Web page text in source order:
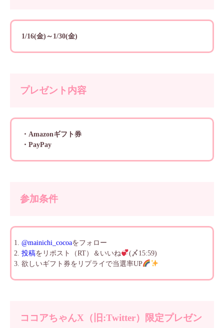
1/16(金)～1/30(金)
プレゼント内容
・Amazonギフト券
・PayPay
参加条件
@mainichi_cocoaをフォロー
投稿をリポスト（RT）＆いいね
(〆15:59)
欲しいギフト券をリプライで当選率UP
ココアちゃんX（旧:Twitter）限定プレゼン